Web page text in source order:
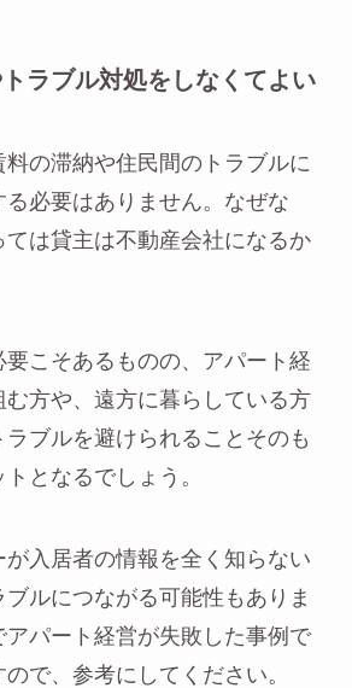
ラブル対処をしなくてよい
の滞納や住民間のトラブルに
る必要はありません。なぜな
ては貸主は不動産会社になるか
こそあるものの、アパート経
方や、遠方に暮らしている方
ブルを避けられることそのも
となるでしょう。
が入居者の情報を全く知らない
ルにつながる可能性もありま
パート経営が失敗した事例で
で、参考にしてください。